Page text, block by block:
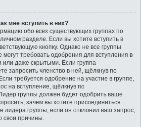
мне вступить в них?
обо всех существующих группах по
разделе. Если вы хотите вступить в
кнопку. Однако не все группы
требовать одобрения для вступления в
или даже скрытыми. Если группа
запросить членство в ней, щёлкнув по
требуется одобрение на участие в группе,
на вступление, щёлкнув по
группы должен будет одобрить ваше
зачем вы хотите присоединиться.
лидера группы, если он отклонил ваш запрос;
свои причины.